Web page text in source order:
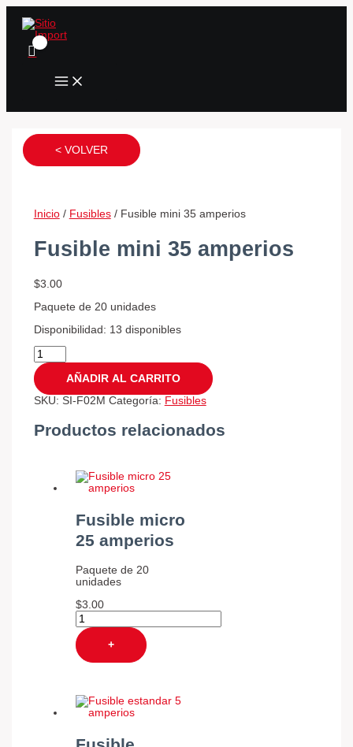
Ir
contenido
MAIN
< VOLVER
Inicio/ Fusibles/ Fusible mini 35 amperios
Fusible mini 35 amperios
$3.00
Paquete de 20 unidades
Disponibilidad: 13 disponibles
Fusible
mini
35
amperios
cantidad
AÑADIR AL CARRITO
SKU: SI-F02M Categoría: Fusibles
Productos relacionados
Fusible micro
25 amperios
Paquete de 20
unidades
$3.00
Fusible
+
Fusible
Fusible